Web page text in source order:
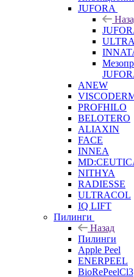
JUFORA
ANEW
PROFHILO
BELOTERO
ALIAXIN
FACE
INNEA
NITHYA
RADIESSE
ULTRACOL
IQ LIFT
Пилинги
Назад
Пилинги
Apple Peel
ENERPEEL
BioRePeelCl3